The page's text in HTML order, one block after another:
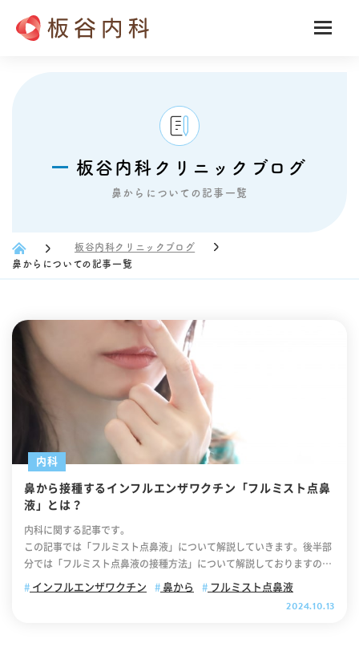
板谷内科クリニックブログ
鼻からについての記事一覧
板谷内科クリニックブログ
鼻からについての記事一覧
内科
鼻から接種するインフルエンザワクチン「フルミスト点鼻
液」とは？
内科に関する記事です。
この記事では「フルミスト点鼻液」について解説していきます。後半部
分では「フルミスト点鼻液の接種方法」について解説しておりますの
で、ぜひ最後までご覧ください。 .cv_box { text-align: center; } .cv_b
インフルエンザワクチン 鼻から フルミスト点鼻液
2024.10.13